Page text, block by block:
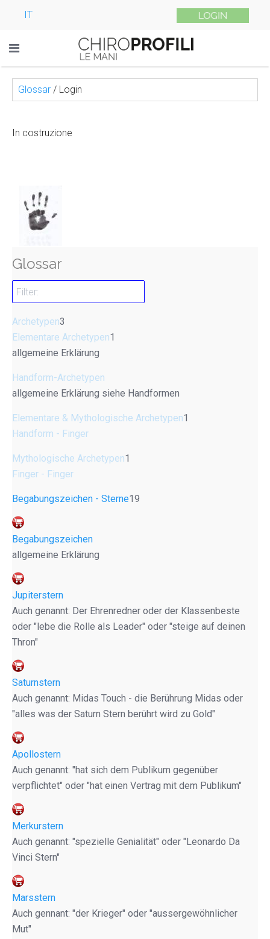
IT
Glossar / Login
In costruzione
Glossar
Archetypen3
Elementare Archetypen1
allgemeine Erklärung
Handform-Archetypen
allgemeine Erklärung siehe Handformen
Elementare & Mythologische Archetypen1
Handform - Finger
Mythologische Archetypen1
Finger - Finger
Begabungszeichen - Sterne19
Begabungszeichen
allgemeine Erklärung
Jupiterstern
Auch genannt: Der Ehrenredner oder der Klassenbeste
oder "lebe die Rolle als Leader" oder "steige auf deinen
Thron"
Saturnstern
Auch genannt: Midas Touch - die Berührung Midas oder
"alles was der Saturn Stern berührt wird zu Gold"
Apollostern
Auch genannt: "hat sich dem Publikum gegenüber
verpflichtet" oder "hat einen Vertrag mit dem Publikum"
Merkurstern
Auch genannt: "spezielle Genialität" oder "Leonardo Da
Vinci Stern"
Marsstern
Auch gennant: "der Krieger" oder "aussergewöhnlicher
Mut"